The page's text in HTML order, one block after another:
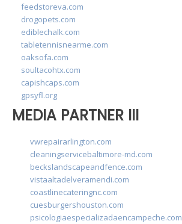
feedstoreva.com
drogopets.com
ediblechalk.com
tabletennisnearme.com
oaksofa.com
soultacohtx.com
capishcaps.com
gpsyfl.org
MEDIA PARTNER III
vwrepairarlington.com
cleaningservicebaltimore-md.com
beckslandscapeandfence.com
vistaaltadelveramendi.com
coastlinecateringnc.com
cuesburgershouston.com
psicologiaespecializadaencampeche.com